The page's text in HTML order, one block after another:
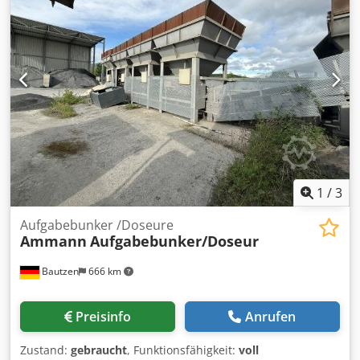
1 /3
Bautzen 666 km
Aufgabebunker /Doseure
Ammann Aufgabebunker/Doseur
Preisinfo Anrufen
Zustand: gebraucht, Funktionsfähigkeit: voll